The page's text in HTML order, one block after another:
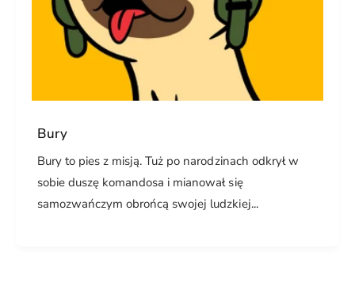
Bury
Bury to pies z misją. Tuż po narodzinach odkrył w
sobie duszę komandosa i mianował się
samozwańczym obrońcą swojej ludzkiej...